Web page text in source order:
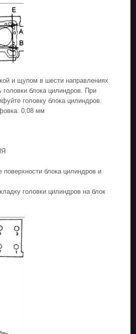
и щупом в шести направлениях
головки блока цилиндров. При
головку блока цилиндров.
0,08 мм
поверхности блока цилиндров и
головки цилиндров на блок